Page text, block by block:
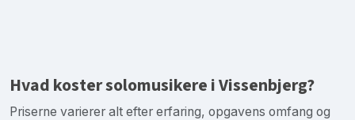
Hvad koster solomusikere i Vissenbjerg?
Priserne varierer alt efter erfaring, opgavens omfang og